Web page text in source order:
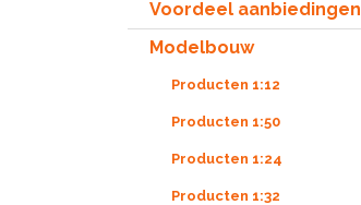
Voordeel aanbiedingen
Modelbouw
Producten 1:12
Producten 1:50
Producten 1:24
Producten 1:32